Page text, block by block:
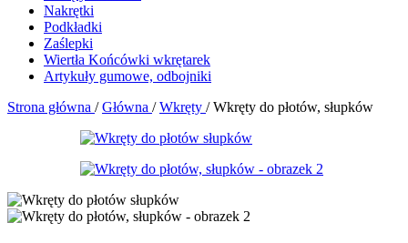
Nakrętki
Podkładki
Zaślepki
Wiertła Końcówki wkrętarek
Artykuły gumowe, odbojniki
Strona główna / Główna / Wkręty / Wkręty do płotów, słupków